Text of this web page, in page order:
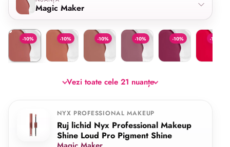
Magic Maker
-10%
Magic Maker -10%
Goal Crusher -10%
Daring Damsel-10%
Fierce Flirt -10%
In Charge -10%
On a
Vezi toate cele 21 nuanțe
NYX PROFESSIONAL MAKEUP
Ruj lichid Nyx Professional Makeup
Shine Loud Pro Pigment Shine